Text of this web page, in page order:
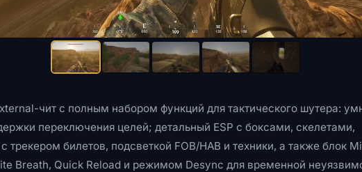
чит с полным набором функций для тактического шутера:
переключения целей; детальный ESP с боксами, скелетами,
билетов, подсветкой FOB/HAB и техники, а также блок
Breath, Quick Reload и режимом Desync для временной